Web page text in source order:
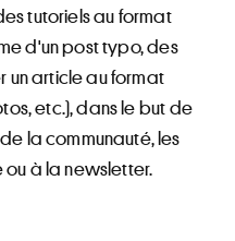
tutoriels au format
d'un post typo, des
article au format
etc.), dans le but de
la communauté, les
à la newsletter.